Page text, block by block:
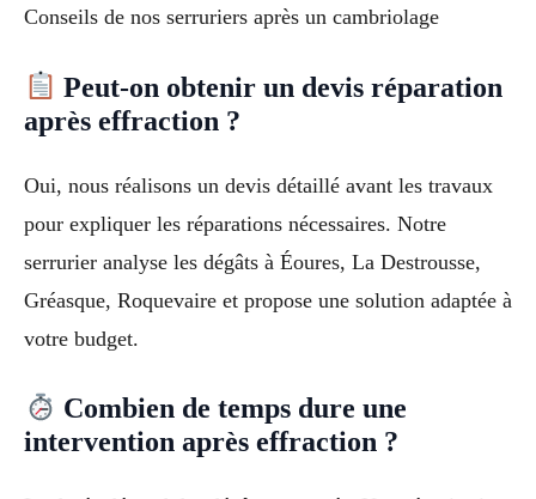
Conseils de nos serruriers après un cambriolage
Peut-on obtenir un devis réparation
après effraction ?
Oui, nous réalisons un devis détaillé avant les travaux
pour expliquer les réparations nécessaires. Notre
serrurier analyse les dégâts à Éoures, La Destrousse,
Gréasque, Roquevaire et propose une solution adaptée à
votre budget.
Combien de temps dure une
intervention après effraction ?